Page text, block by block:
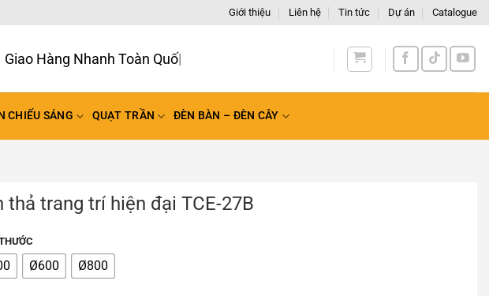
Giới thiệu Liên hệ Tin tức Dự án Catalogue
Giao Hàng Nhanh Toàn Quốc
CHIẾU SÁNG QUẠT TRẦN ĐÈN BÀN – ĐÈN CÂY
thả trang trí hiện đại TCE-27B
Ø600 Ø800